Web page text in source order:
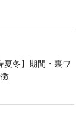
夏冬】期間・裏ワ